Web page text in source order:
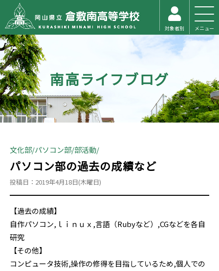
対象者別 メニュー
南高ライフブログ
文化部 パソコン部 部活動
パソコン部の過去の成績など
投稿日：2019年4月18日(木曜日)
【過去の成績】
自作パソコン,ｌｉｎｕｘ,言語（Rubyなど）,CGなどを各自
研究
【その他】
コンピュータ技術,操作の修得を目指しているため,個人での